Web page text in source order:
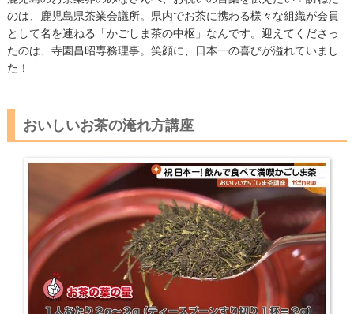
のは、鹿児島県茶業会議所。県内でお茶に携わる様々な組織が会員
として名を連ねる「かごしま茶の中枢」なんです。迎えてくださっ
たのは、寺園昌昭専務理事。笑顔に、日本一の喜びが溢れていまし
た！
おいしいお茶の淹れ方講座